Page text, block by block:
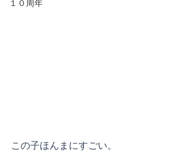
１０周年
この子ほんまにすごい。